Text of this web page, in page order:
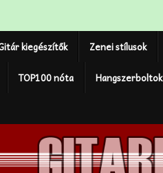
kiegészítők Zenei stílusok
TOP100 nóta Hangszerboltok